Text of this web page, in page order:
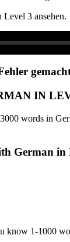
3 ansehen.
IN
words in
German in
know 1-1000